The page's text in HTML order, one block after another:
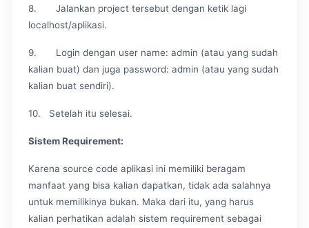
8. Jalankan project tersebut dengan ketik lagi
localhost/aplikasi.
9. Login dengan user name: admin (atau yang sudah
kalian buat) dan juga password: admin (atau yang sudah
kalian buat sendiri).
10. Setelah itu selesai.
Sistem Requirement:
Karena source code aplikasi ini memiliki beragam
manfaat yang bisa kalian dapatkan, tidak ada salahnya
untuk memilikinya bukan. Maka dari itu, yang harus
kalian perhatikan adalah sistem requirement sebagai